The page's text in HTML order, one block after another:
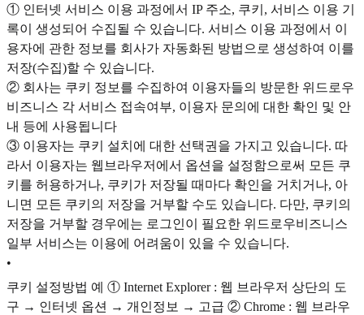
① 인터넷 서비스 이용 과정에서 IP 주소, 쿠키, 서비스 이용 기
록이 생성되어 수집될 수 있습니다. 서비스 이용 과정에서 이
용자에 관한 정보를 회사가 자동화된 방법으로 생성하여 이를
저장(수집)할 수 있습니다.
② 회사는 쿠키 정보를 수집하여 이용자들의 방문한 위드로우
비즈니스 각 서비스 접속여부, 이용자 문의에 대한 확인 및 안
내 등에 사용됩니다
③ 이용자는 쿠키 설치에 대한 선택권을 가지고 있습니다. 따
라서 이용자는 웹브라우저에서 옵션을 설정함으로써 모든 쿠
키를 허용하거나, 쿠키가 저장될 때마다 확인을 거치거나, 아
니면 모든 쿠키의 저장을 거부할 수도 있습니다. 다만, 쿠키의
저장을 거부할 경우에는 로그인이 필요한 위드로우비즈니스
일부 서비스는 이용에 어려움이 있을 수 있습니다.
•
쿠키 설정방법 예 ① Internet Explorer : 웹 브라우저 상단의 도
구 → 인터넷 옵션 → 개인정보 → 고급 ② Chrome : 웹 브라우